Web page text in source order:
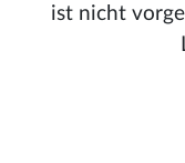
ist nicht